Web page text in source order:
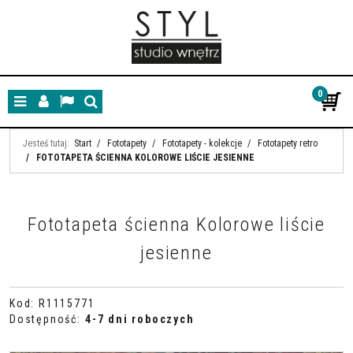
MenuPanelLangSzukaj
0
Jesteś tutaj: Start / Fototapety / Fototapety - kolekcje /
Fototapety retro
/
FOTOTAPETA ŚCIENNA KOLOROWE LIŚCIE JESIENNE
Fototapeta ścienna Kolorowe liście
jesienne
Kod :
R1115771
Dostępność: 4-7 dni roboczych